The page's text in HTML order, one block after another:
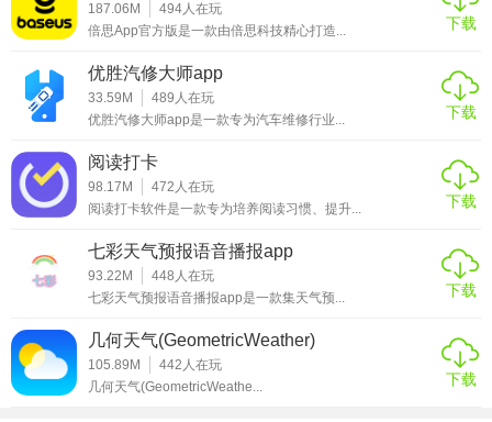
2. 健康数据监测：支持连接智能穿戴设备，实时监测家人的
3. 远程提醒功能：可设置定时提醒，如吃药提醒、锻炼提醒
等，帮助家人养成良好的生活习惯。
4. 紧急求助功能：家人遇到紧急情况时，可通过软件一键发
送求助信息，及时获得帮助。
与交流，增进亲情。
风筝守护旧版本亮点
1. 个性化设置：用户可根据家人的需求和习惯，自定义软件
的各项功能，如定位频率、提醒时间等。
187.06M 494人在玩
倍思App官方版是一款由倍思科技精心打造...
下载
优胜汽修大师app
33.59M 489 人在玩
优胜汽修大师app是一款专为汽车维修行业...
下载
阅读打卡
98.17M 472 人在玩
阅读打卡软件是一款专为培养阅读习惯、提升...
下载
七彩天气预报语音播报app
93.22M 448 人在玩
七彩天气预报语音播报app是一款集天气预...
下载
几何天气(GeometricWeather)
105.89M 442 人在玩
几何天气(GeometricWeathe...
下载